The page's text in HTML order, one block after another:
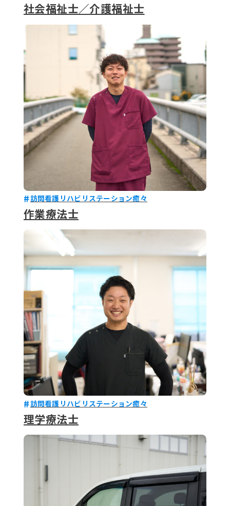
社会福祉士／介護福祉士
訪問看護リハビリステーション癒々
作業療法士
訪問看護リハビリステーション癒々
理学療法士